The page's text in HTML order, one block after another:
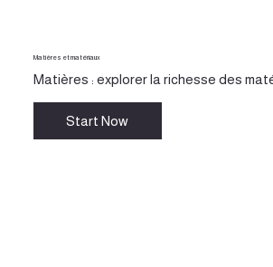
Matières et matériaux
Matières : explorer la richesse des
Start Now